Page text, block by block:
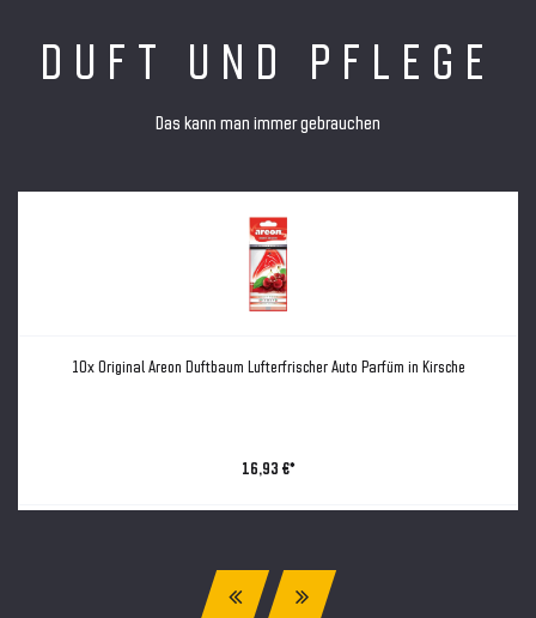
DUFT UND PFLEGE
Das kann man immer gebrauchen
10x Original Areon Duftbaum Lufterfrischer Auto Parfüm in Kirsche
16,93 €*